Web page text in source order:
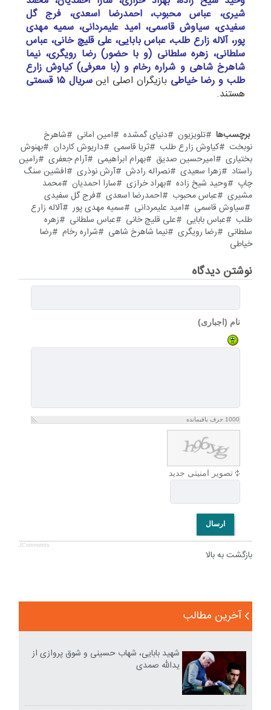
شیری، عباس محبوب، احمدرضا اسعدی، فرج گل
سفیدی، سیاوش قاسمی، امید علیمردانی، سمیه مهدی
پور، آلاله زارع طلب، عباس بابایی، علی قلیچ خانی، عباس
سلطانی، زهره سلطانی (و با حضور) رضا رویگری، نیما
شاهرخ شاهی و شراره رخام و (با معرفی) کیاوش زارع
طلب و رضا خیاطی بازیگران اصلی اینسریال ۱۵ قسمتی
هستند.
برچسب‌ها تلویزیون دنیای گمشده امین امانی
شاهرخ
نوبخت
کیاوش زارع طلب ثریا قاسمی داریوش کاردان
بهنوش
بختیاری
امیرحسین صدیق بهرام ابراهیمی آرام جعفری
رامین
راستاد
زهرا سعیدی نصراله رادش آرش نوذری
افشین سنگ
چاپ
وحید شیخ زاده بهراد خرازی سارا احمدیان
محمد
مشیری
عباس محبوب احمدرضا اسعدی
فرج گل سفیدی
سیاوش قاسمی
امید علیمردانی سمیه مهدی پور
آلاله زارع
طلب
عباس بابایی علی قلیچ خانی عباس سلطانی
زهره
سلطانی
رضا رویگری نیما شاهرخ شاهی شراره رخام
رضا
خیاطی
نوشتن دیدگاه
نام (اجباری)
1000 حرف باقیمانده
تصویر امنیتی جدید
ارسال
JComments
بازگشت به بالا
آخرین مطالب
شهید بابایی، شهاب حسینی و شوق پروازی از
یدالله صمدی